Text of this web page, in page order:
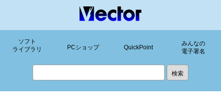
ソフト
ライブラリ
PCショップ QuickPoint
みんなの
電子署名